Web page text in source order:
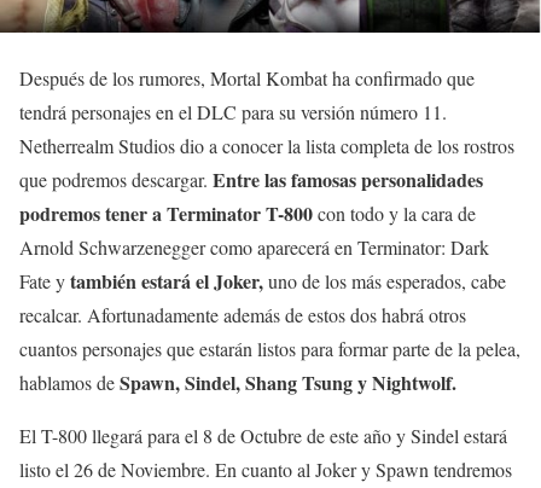
Después de los rumores, Mortal Kombat ha confirmado que
tendrá personajes en el DLC para su versión número 11.
Netherrealm Studios dio a conocer la lista completa de los rostros
que podremos descargar. Entre las famosas personalidades
podremos tener a Terminator T-800con todo y la cara de
Arnold Schwarzenegger como aparecerá en Terminator: Dark
Fate ytambién estará el Joker,uno de los más esperados, cabe
recalcar. Afortunadamente además de estos dos habrá otros
cuantos personajes que estarán listos para formar parte de la pelea,
hablamos deSpawn, Sindel, Shang Tsung y Nightwolf.
El T-800 llegará para el 8 de Octubre de este año y Sindel estará
listo el 26 de Noviembre. En cuanto al Joker y Spawn tendremos